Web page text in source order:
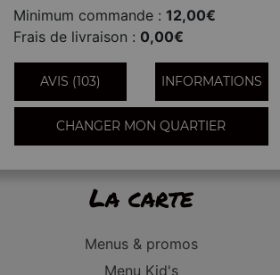
Minimum commande : 12,00€
Frais de livraison : 0,00€
AVIS (103) INFORMATIONS
CHANGER MON QUARTIER
La carte
Menus & promos
Menu Kid's